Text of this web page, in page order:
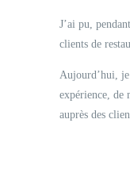
J’ai pu,
clients de
Aujourd’hui, je
expérience, de
auprès des